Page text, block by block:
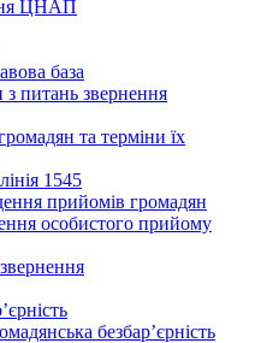
ЦНАП
база
питань звернення
та терміни їх
1545
прийомів громадян
особистого прийому
безбар’єрність